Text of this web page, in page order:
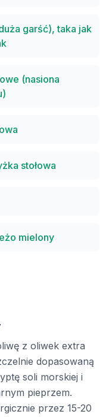
garść), taka jak
(nasiona
stołowa
mielony
z oliwek extra
dopasowaną
soli morskiej i
pieprzem.
przez 15-20